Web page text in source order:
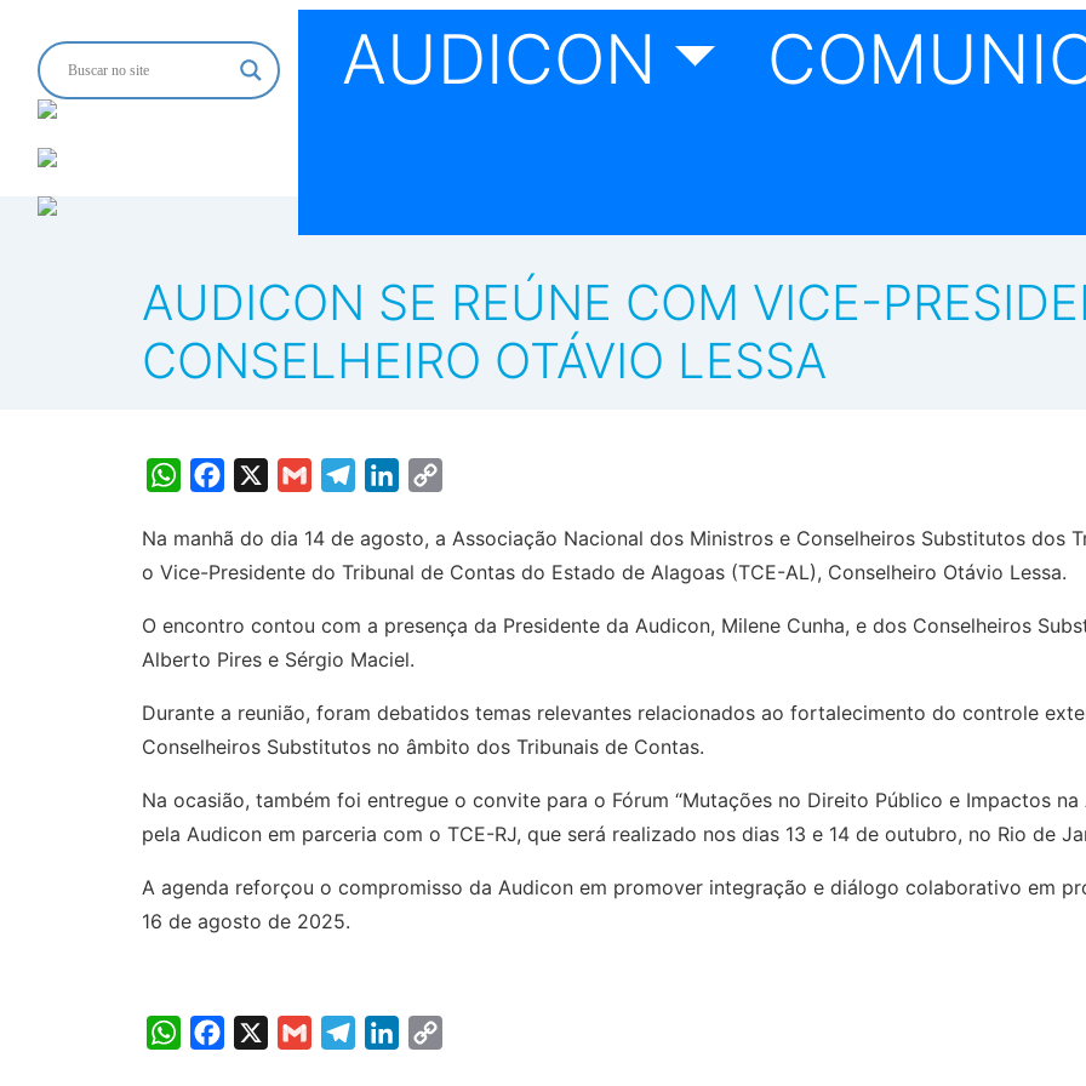
AUDICON
AUDICON SE REÚNE COM VICE-
CONSELHEIRO OTÁVIO LESSA
WhatsAppFacebook Gmail TelegramLinkedIn
Na manhã do dia 14 de agosto, a Associação Nacional dos Ministros e Conselheiros Substitutos dos
o Vice-Presidente do Tribunal de Contas do Estado de Alagoas (TCE-AL), Conselheiro Otávio Lessa.
O encontro contou com a presença da Presidente da Audicon, Milene Cunha, e dos Conselheiros
Alberto Pires e Sérgio Maciel.
Durante a reunião, foram debatidos temas relevantes relacionados ao fortalecimento do controle
Conselheiros Substitutos no âmbito dos Tribunais de Contas.
Na ocasião, também foi entregue o convite para o Fórum “Mutações no Direito Público e Impactos
pela Audicon em parceria com o TCE-RJ, que será realizado nos dias 13 e 14 de outubro, no Rio de
A agenda reforçou o compromisso da Audicon em promover integração e diálogo colaborativo em
16 de agosto de 2025.
WhatsAppFacebook Gmail TelegramLinkedIn